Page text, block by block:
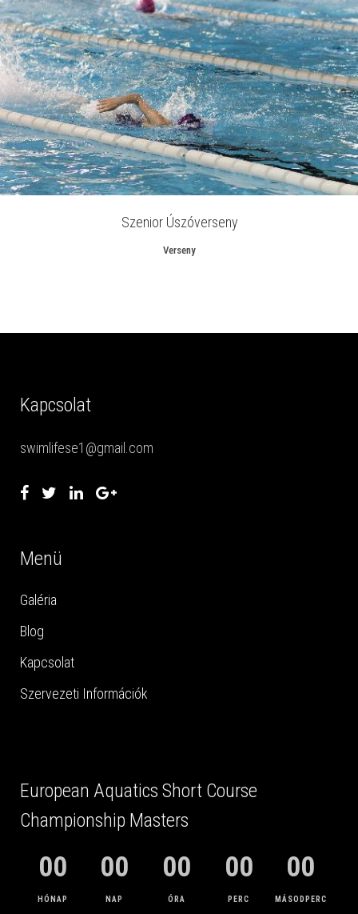
Szenior Úszóverseny
Verseny
Kapcsolat
swimlifese1@gmail.com
Menü
Galéria
Blog
Kapcsolat
Szervezeti Információk
European Aquatics Short Course
Championship Masters
00
HÓNAP
00
NAP
00
ÓRA
00
PERC
00
MÁSODPERC